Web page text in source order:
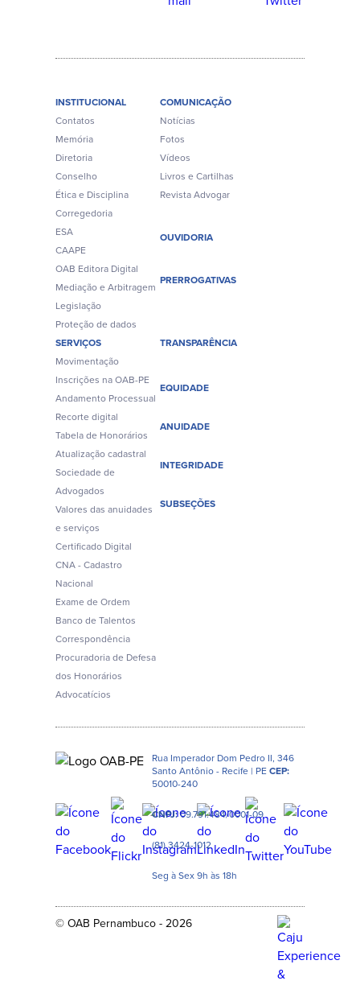
INSTITUCIONAL
Contatos
Memória
Diretoria
Conselho
Ética e Disciplina
Corregedoria
ESA
CAAPE
OAB Editora Digital
Mediação e Arbitragem
Legislação
Proteção de dados
COMUNICAÇÃO
Notícias
Fotos
Vídeos
Livros e Cartilhas
Revista Advogar
OUVIDORIA
PRERROGATIVAS
SERVIÇOS
Movimentação
Inscrições na OAB-PE
Andamento Processual
Recorte digital
Tabela de Honorários
Atualização cadastral
Sociedade de
Advogados
Valores das anuidades
e serviços
Certificado Digital
CNA - Cadastro
Nacional
Exame de Ordem
Banco de Talentos
Correspondência
Procuradoria de Defesa
dos Honorários
Advocatícios
TRANSPARÊNCIA
EQUIDADE
ANUIDADE
INTEGRIDADE
SUBSEÇÕES
Rua Imperador Dom Pedro II, 346
Santo Antônio - Recife | PECEP:
50010-240
CNPJ:09.791.484/0001-09
(81) 3424-1012
Seg à Sex 9h às 18h
© OAB Pernambuco - 2026